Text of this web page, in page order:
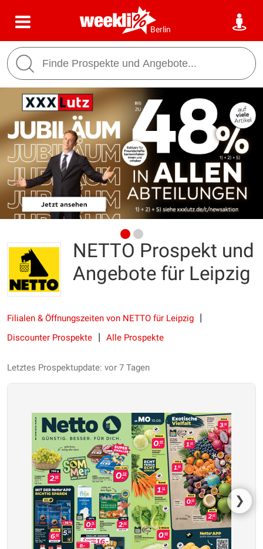
Berlin
NETTO Prospekt und
Angebote für Leipzig
Filialen & Öffnungszeiten von NETTO für Leipzig
Discounter Prospekte
Alle Prospekte
Letztes Prospektupdate: vor 7 Tagen
❯